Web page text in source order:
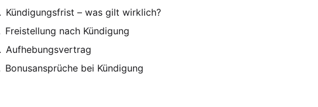
Kündigungsfrist – was gilt wirklich?
Freistellung nach Kündigung
Aufhebungsvertrag
Bonusansprüche bei Kündigung